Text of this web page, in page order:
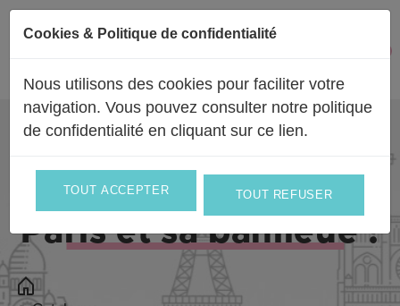
Passer au contenu
Livraison partout enFrance
Europe
et le jour même sur
Paris et sa banlieue !
Cookies & Politique de confidentialité
Nous utilisons des cookies pour faciliter votre
navigation. Vous pouvez consulter notre politique
de confidentialité en cliquant sur ce lien.
TOUT ACCEPTER TOUT REFUSER